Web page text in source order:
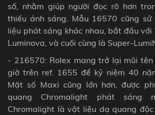
số, nhằm giúp người đọc rõ hơn
thiếu ánh sáng. Mẫu 16570 cũng
liệu phát sáng khác nhau, bắt đầu với
Luminova, và cuối cùng là Super-
- 216570: Rolex mang trở lại mũi
giờ trên ref. 1655 để kỷ niệm 40
Mặt số Maxi cũng lớn hơn, được
quang Chromalight phát sáng
Chromalight là vật liệu dạ quang